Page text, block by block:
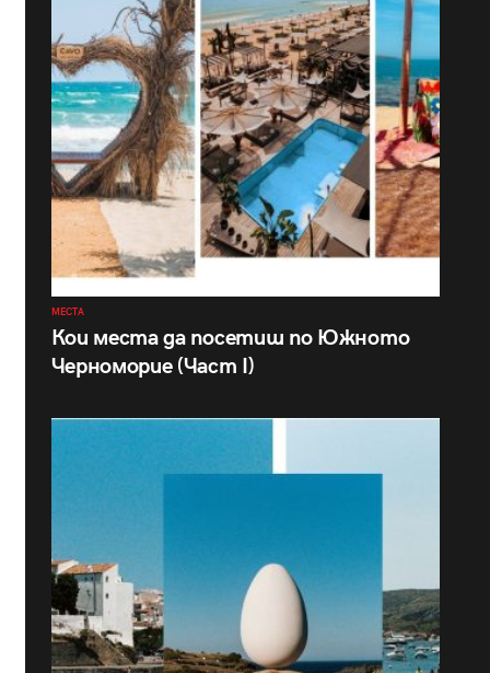
МЕСТА
Кои места да посетиш по Южното
Черноморие (Част I)